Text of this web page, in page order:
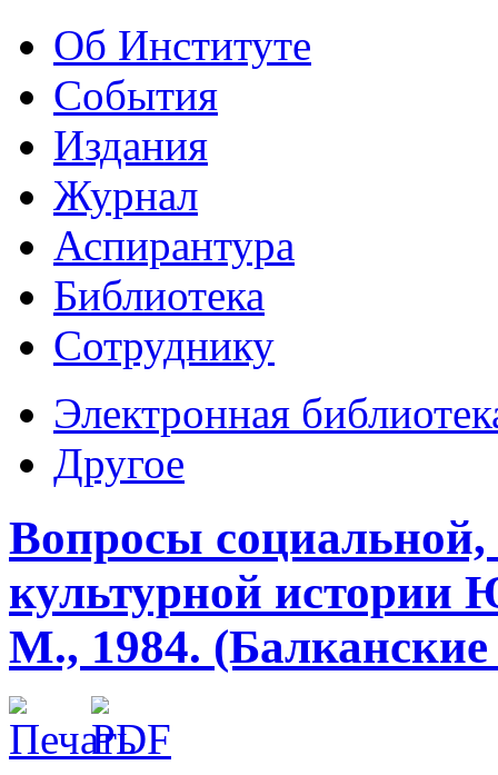
Об Институте
События
Издания
Журнал
Аспирантура
Библиотека
Сотруднику
Электронная
Другое
Вопросы социальной,
культурной истории
М., 1984.